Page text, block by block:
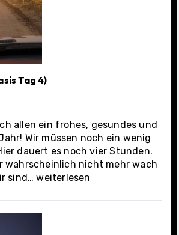
Tag 4)
allen ein frohes, gesundes und
Wir müssen noch ein wenig
dauert es noch vier Stunden.
wahrscheinlich nicht mehr wach
sind…La
(Casa
Oasis
weiterlesen